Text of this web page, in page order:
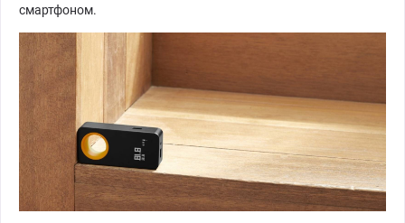
смартфоном.